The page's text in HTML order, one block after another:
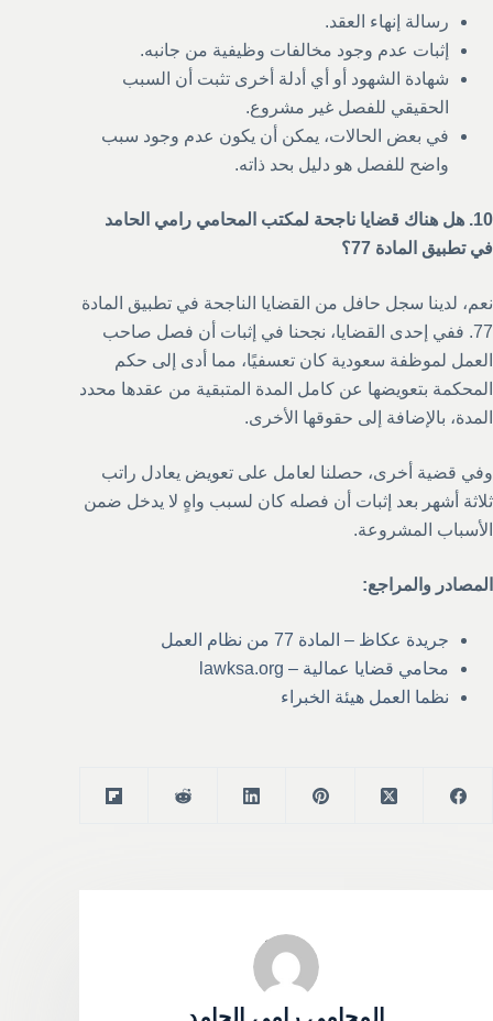
رسالة إنهاء العقد.
إثبات عدم وجود مخالفات وظيفية من جانبه.
شهادة الشهود أو أي أدلة أخرى تثبت أن السبب
الحقيقي للفصل غير مشروع.
في بعض الحالات، يمكن أن يكون عدم وجود سبب
واضح للفصل هو دليل بحد ذاته.
10. هل هناك قضايا ناجحة لمكتب المحامي رامي الحامد
في تطبيق المادة 77؟
نعم، لدينا سجل حافل من القضايا الناجحة في تطبيق المادة
77. ففي إحدى القضايا، نجحنا في إثبات أن فصل صاحب
العمل لموظفة سعودية كان تعسفيًا، مما أدى إلى حكم
المحكمة بتعويضها عن كامل المدة المتبقية من عقدها محدد
المدة، بالإضافة إلى حقوقها الأخرى.
وفي قضية أخرى، حصلنا لعامل على تعويض يعادل راتب
ثلاثة أشهر بعد إثبات أن فصله كان لسبب واهٍ لا يدخل ضمن
الأسباب المشروعة.
المصادر والمراجع:
جريدة عكاظ – المادة 77 من نظام العمل
محامي قضايا عمالية – lawksa.org
نظما العمل هيئة الخبراء